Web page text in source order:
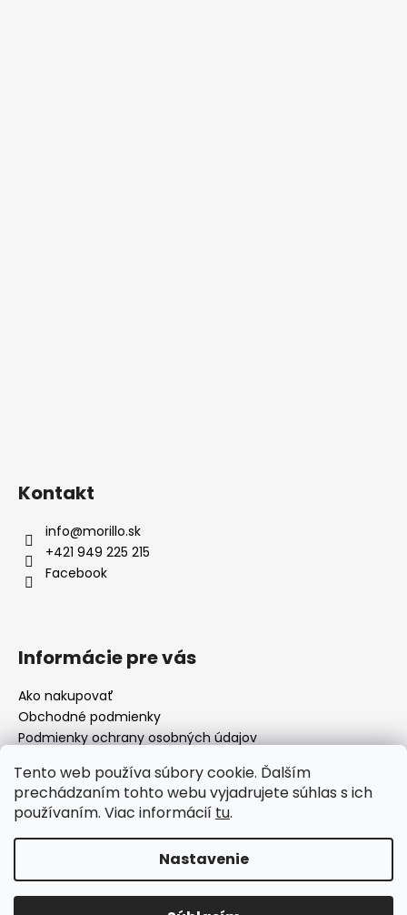
Tento web používa súbory cookie. Ďalším
prechádzaním tohto webu vyjadrujete súhlas s ich
používaním. Viac informácií tu.
Nastavenie
Kontakt
info@morillo.sk
+421 949 225 215
Facebook
Informácie pre vás
Ako nakupovať
Obchodné podmienky
Podmienky ochrany osobných údajov